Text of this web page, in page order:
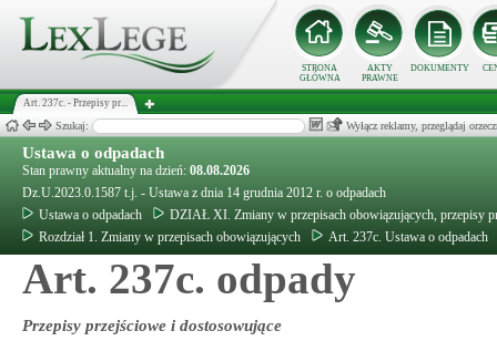
STRONA
GŁÓWNA
AKTY
PRAWNE
DOKUMENTY
Art. 237c. - Przepisy pr...
Szukaj: Wyłącz reklamy, przeglądaj
Ustawa o odpadach
Stan prawny aktualny na dzień: 08.08.2026
Dz.U.2023.0.1587 t.j. - Ustawa z dnia 14 grudnia 2012 r. o odpadach
Ustawa o odpadach
DZIAŁ XI. Zmiany w przepisach obowiązujących, przepisy
Rozdział 1. Zmiany w przepisach obowiązujących
Art. 237c. Ustawa o odpadach
Art. 237c. odpady
Przepisy przejściowe i dostosowujące